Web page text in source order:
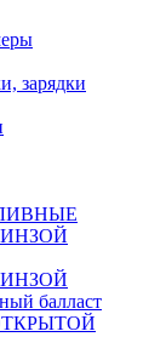
зарядки
балласт